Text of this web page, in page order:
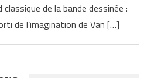
de la bande dessinée :
de l’imagination de Van […]